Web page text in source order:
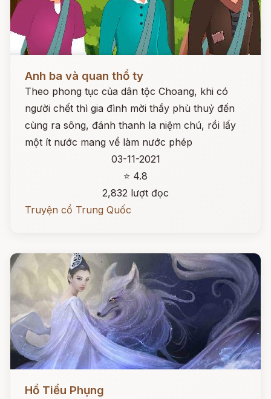
Anh ba và quan thổ ty
Theo phong tục của dân tộc Choang, khi có
người chết thì gia đình mời thầy phù thuỷ đến
cùng ra sông, đánh thanh la niệm chú, rồi lấy
một ít nước mang về làm nước phép
03-11-2021
⭐ 4.8
2,832 lượt đọc
Truyện cổ Trung Quốc
Đọc ngay
Hồ Tiểu Phụng